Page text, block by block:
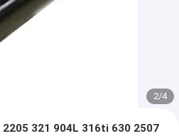
2/4
2205 321 904L 316ti 630 2507